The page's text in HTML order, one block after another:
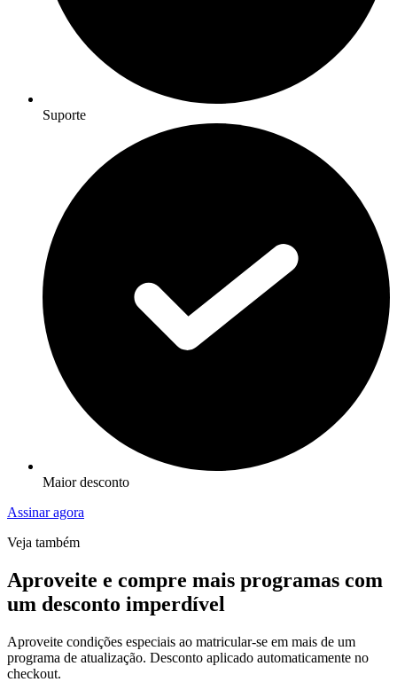
Suporte
Maior desconto
Assinar agora
Veja também
Aproveite e compre mais programas com
um desconto imperdível
Aproveite condições especiais ao matricular-se em mais de um
programa de atualização. Desconto aplicado automaticamente no
checkout.